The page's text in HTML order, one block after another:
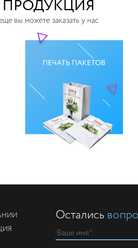
ПРОДУКЦИЯ
вы можете заказать у нас
Остались